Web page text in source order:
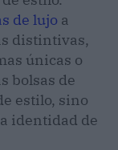
de lujo a
distintivas,
únicas o
bolsas de
estilo, sino
identidad de